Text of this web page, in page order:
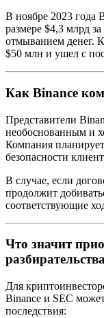
В ноябре 2023 года
размере $4,3 млрд
отмыванием денег.
$50 млн и ушел с
Как Binance
Представители
необоснованным и
Компания
безопасности
В случае, если
продолжит
соответствующие
Что значит
Для
Binance и SEC
последствия: